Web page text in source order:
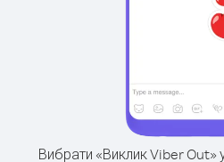
Вибрати «Виклик Viber Out»